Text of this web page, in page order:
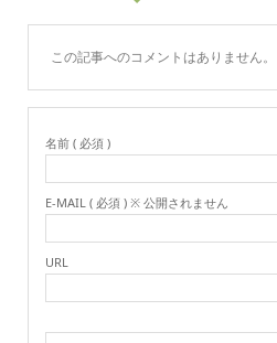
この記事へのコメントはありません。
名前 ( 必須 )
E-MAIL ( 必須 ) ※ 公開されません
URL